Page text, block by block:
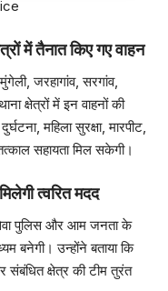
में तैनात किए गए वाहन
जरहागांव, सरगांव,
क्षेत्रों में इन वाहनों की
महिला सुरक्षा, मारपीट,
सहायता मिल सकेगी।
त्वरित मदद
पुलिस और आम जनता के
बनेगी। उन्होंने बताया कि
क्षेत्र की टीम तुरंत